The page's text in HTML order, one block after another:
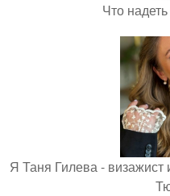
Что
Я Таня Гилева - визажист